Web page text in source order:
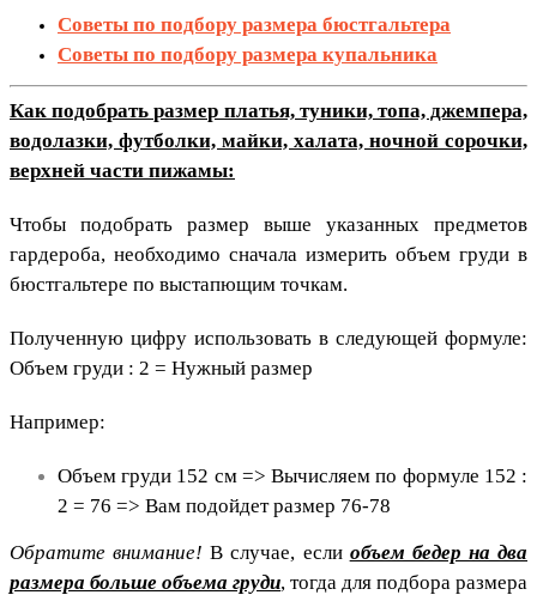
Советы по подбору размера бюстгальтера
Советы по подбору размера купальника
Как подобрать размер платья, туники, топа, джемпера,
водолазки, футболки, майки, халата, ночной сорочки,
верхней части пижамы:
Чтобы подобрать размер выше указанных предметов
гардероба, необходимо сначала измерить объем груди в
бюстгальтере по выстапющим точкам.
Полученную цифру использовать в следующей формуле:
Объем груди : 2 = Нужный размер
Например:
Объем груди 152 см => Вычисляем по формуле 152 :
2 = 76 => Вам подойдет размер 76-78
Обратите внимание! В случае, если объем бедер на два
размера больше объема груди, тогда для подбора размера